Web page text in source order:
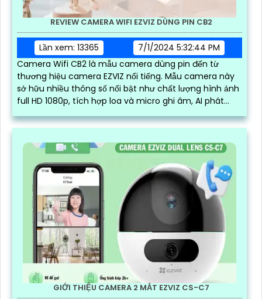
REVIEW CAMERA WIFI EZVIZ DÙNG PIN CB2
Lần xem: 13365
7/1/2024 5:32:44 PM
Camera Wifi CB2 là mẫu camera dùng pin đến từ
thương hiệu camera EZVIZ nổi tiếng. Mẫu camera này
sở hữu nhiều thông số nổi bật như chất lượng hình ảnh
full HD 1080p, tích hợp loa và micro ghi âm, AI phát
GIỚI THIỆU CAMERA 2 MẮT EZVIZ CS-C7